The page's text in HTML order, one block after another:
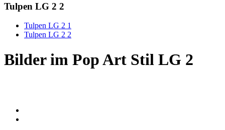
Tulpen LG 2 2
Tulpen LG 2 1
Tulpen LG 2 2
Bilder im Pop Art Stil LG 2